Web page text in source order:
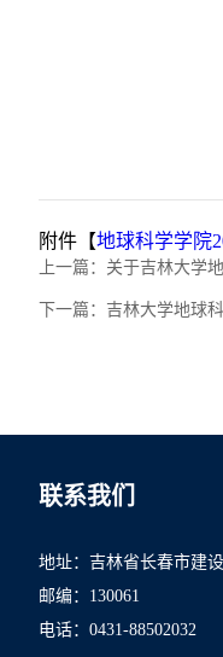
附件【地球科学学院
上一篇： 关于吉林大学
下一篇： 吉林大学地球
联系我们
地址：吉林省长春市建
邮编：130061
电话：0431-88502032